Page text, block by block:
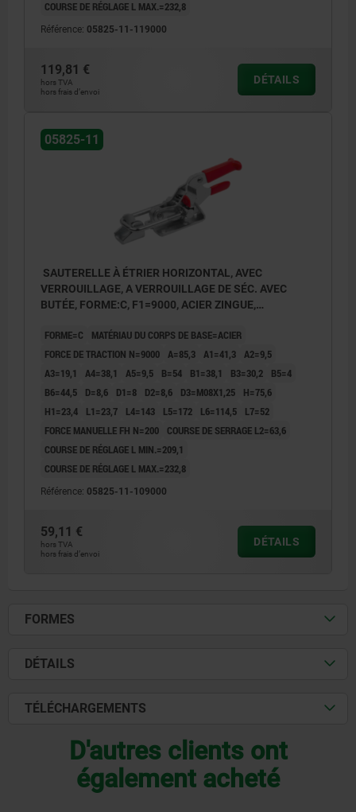
COURSE DE RÉGLAGE L MAX.=232,8
Référence: 05825-11-119000
119,81 €
hors TVA
hors frais d’envoi
DÉTAILS
05825-11
SAUTERELLE À ÉTRIER HORIZONTAL, AVEC
VERROUILLAGE, A VERROUILLAGE DE SÉC. AVEC
BUTÉE, FORME:C, F1=9000, ACIER ZINGUE,
FORME=C
MATÉRIAU DU CORPS DE BASE=ACIER
FORCE DE TRACTION N=9000 A=85,3 A1=41,3 A2=9,5
A3=19,1
A4=38,1 A5=9,5 B=54 B1=38,1 B3=30,2
B5=4
B6=44,5
D=8,6 D1=8 D2=8,6 D3=M08X1,25
H=75,6
H1=23,4
L1=23,7 L4=143 L5=172 L6=114,5
L7=52
FORCE MANUELLE FH N=200
COURSE DE SERRAGE L2=63,6
COURSE DE RÉGLAGE L MIN.=209,1
COURSE DE RÉGLAGE L MAX.=232,8
Référence: 05825-11-109000
59,11 €
hors TVA
hors frais d’envoi
DÉTAILS
FORMES
DÉTAILS
TÉLÉCHARGEMENTS
D'autres clients ont
également acheté